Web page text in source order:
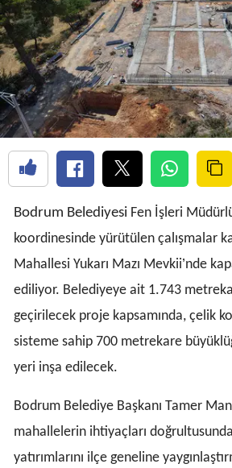
Bodrum Belediyesi Fen İşleri
koordinesinde yürütülen çalışmalar
Mahallesi Yukarı Mazı Mevkii’nde
ediliyor. Belediyeye ait 1.743
geçirilecek proje kapsamında, çelik
sisteme sahip 700 metrekare
yeri inşa edilecek.
Bodrum Belediye Başkanı Tamer
mahallelerin ihtiyaçları
yatırımlarını ilçe geneline